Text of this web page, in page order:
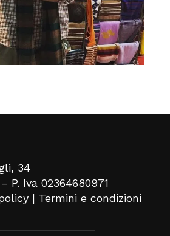
, 34
P. Iva 02364680971
| Termini e condizioni